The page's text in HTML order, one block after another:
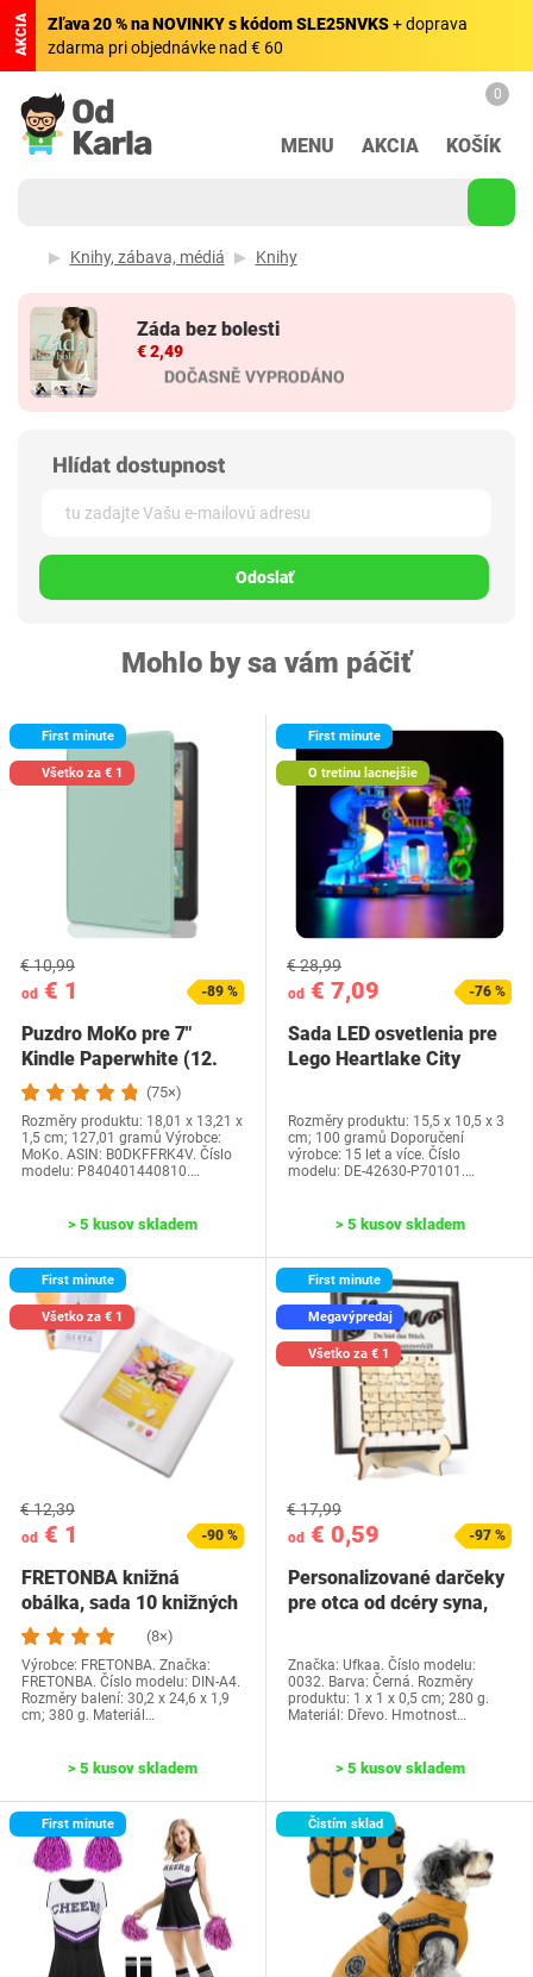
AKCIA Zľava 20 % na NOVINKY s kódom SLE25NVKS+ doprava
zdarma pri objednávke nad € 60
MENU AKCIA
0
KOŠÍK
Knihy, zábava, médiá Knihy
Záda bez bolesti
€ 2,49
Odoslať
Mohlo by sa vám páčiť
First minute
Všetko za € 1
od € 1
€ 10,99
-89 %
Puzdro MoKo pre 7"
Kindle Paperwhite (12.
generácia-2024) a…
(75×)
Rozměry produktu: 18,01 x 13,21 x
1,5 cm; 127,01 gramů Výrobce:
MoKo. ASIN: B0DKFFRK4V. Číslo
modelu: P840401440810.…
> 5 kusov skladem
First minute
O tretinu lacnejšie
od € 7,09
€ 28,99
-76 %
Sada LED osvetlenia pre
Lego Heartlake City
Rozměry produktu: 15,5 x 10,5 x 3
cm; 100 gramů Doporučení
výrobce: 15 let a více. Číslo
modelu: DE-42630-P70101.…
> 5 kusov skladem
First minute
Všetko za € 1
od € 1
€ 12,39
-90 %
FRETONBA knižná
obálka, sada 10 knižných
dosiek, priehľadné…
(8×)
Výrobce: FRETONBA. Značka:
FRETONBA. Číslo modelu: DIN-A4.
Rozměry balení: 30,2 x 24,6 x 1,9
cm; 380 g. Materiál…
> 5 kusov skladem
First minute
Megavýpredaj
Všetko za € 1
od € 0,59
€ 17,99
-97 %
Personalizované darčeky
pre otca od dcéry syna,
Značka: Ufkaa. Číslo modelu:
0032. Barva: Černá. Rozměry
produktu: 1 x 1 x 0,5 cm; 280 g.
Materiál: Dřevo. Hmotnost…
> 5 kusov skladem
First minute Čistím sklad